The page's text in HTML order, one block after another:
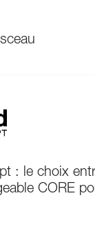
: le choix
CORE